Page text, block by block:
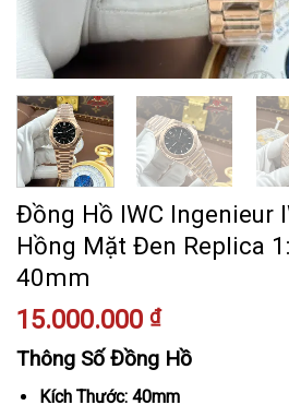
Đồng Hồ IWC Ingenieur
Hồng Mặt Đen Replica
40mm
15.000.000 ₫
Thông Số Đồng Hồ
Kích Thước: 40mm